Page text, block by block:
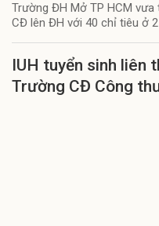
Trường ĐH Mở TP HCM
CĐ lên ĐH với 40 chỉ tiêu ở
IUH tuyển sinh liên
Trường CĐ Công